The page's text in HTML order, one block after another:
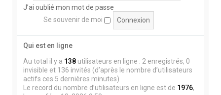
SOLUTION ..
En haut à gauche au dessus du Chat , accès rapide
, messages non lus, puis cliquer sur Marquer tout
messages indésirables .....
J’ai oublié mon mot de passe
Se souvenir de moi
Qui est en ligne
Au total il y a 138 utilisateurs en ligne : 2 enregistrés, 0
invisible et 136 invités (d’après le nombre d’utilisateurs
actifs ces 5 dernières minutes)
Le record du nombre d’utilisateurs en ligne est de 1976,